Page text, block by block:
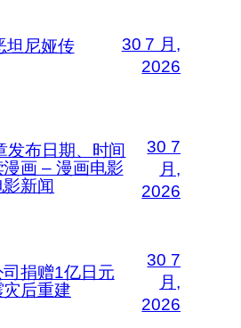
坦尼娅传
30 7 月,
2026
发布日期、时间
画 – 漫画电影
新闻
30 7
月,
2026
捐赠1亿日元
后重建
30 7
月,
2026